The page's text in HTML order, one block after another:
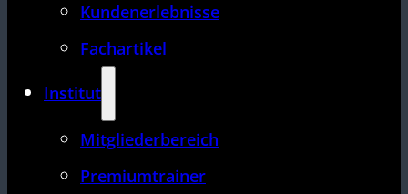
Kundenerlebnisse
Fachartikel
Institut
Mitgliederbereich
Premiumtrainer